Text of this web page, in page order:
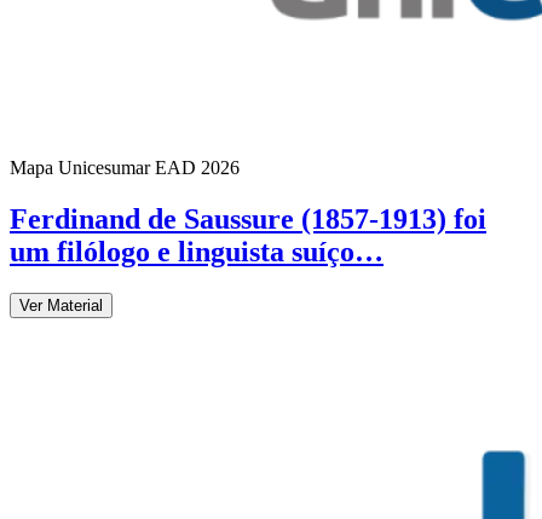
Mapa Unicesumar EAD 2026
Ferdinand de Saussure (1857-1913) foi
um filólogo e linguista suíço…
Ver Material